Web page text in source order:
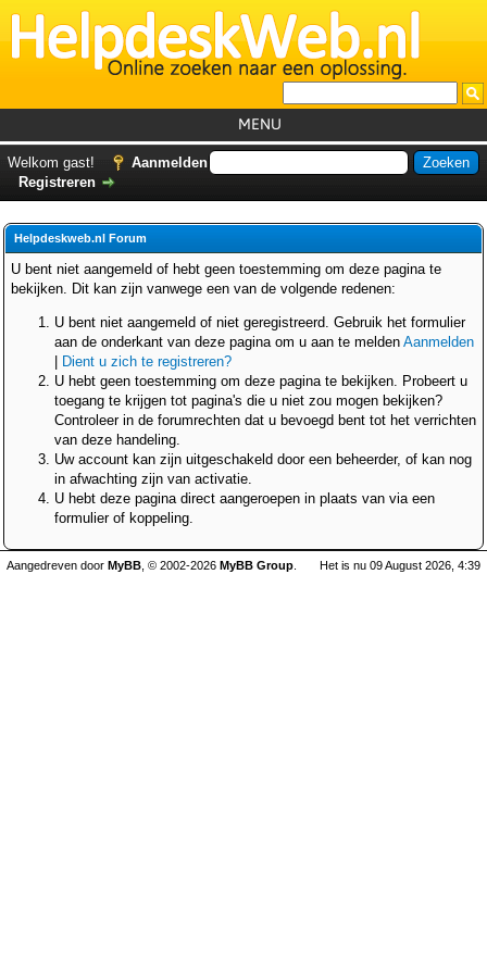
MENU
Helpdesks
Forum
Welkom gast!
Aanmelden
Registreren
Helpdeskweb.nl Forum
U bent niet aangemeld of hebt geen toestemming om deze pagina te
bekijken. Dit kan zijn vanwege een van de volgende redenen:
U bent niet aangemeld of niet geregistreerd. Gebruik het formulier
aan de onderkant van deze pagina om u aan te melden Aanmelden
Dient u zich te registreren?
U hebt geen toestemming om deze pagina te bekijken. Probeert u
toegang te krijgen tot pagina's die u niet zou mogen bekijken?
Controleer in de forumrechten dat u bevoegd bent tot het verrichten
van deze handeling.
Uw account kan zijn uitgeschakeld door een beheerder, of kan nog
in afwachting zijn van activatie.
U hebt deze pagina direct aangeroepen in plaats van via een
formulier of koppeling.
Het is nu 09 August 2026, 4:39
Aangedreven door MyBB , © 2002-2026 MyBB Group